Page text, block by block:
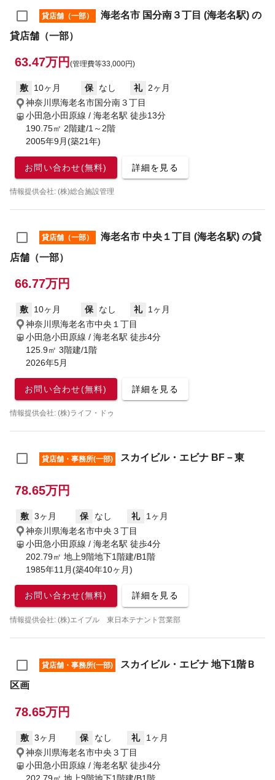
貸店舗（一部）
海老名市 国分南３丁目 (海老名駅) の
貸店舗（一部）
63.47万円 (管理費等33,000円)
敷 10ヶ月 保 なし 礼 2ヶ月
神奈川県海老名市国分南３丁目
小田急小田原線 / 海老名駅 徒歩13分
190.75㎡ 2階建/1～2階
2005年9月(築21年)
お問い合わせ(無料) 詳細を見る
情報提供会社: (株)総合施設管理
貸店舗（一部）
海老名市 中央１丁目 (海老名駅) の貸
店舗（一部）
66.77万円
敷 10ヶ月 保 なし 礼
1ヶ月
神奈川県海老名市中央１丁目
小田急小田原線 / 海老名駅 徒歩4分
125.9㎡ 3階建/1階
2026年5月
お問い合わせ(無料) 詳細を見る
情報提供会社: (株)ライフ・ドゥ
貸店舗・事務所(一部) スカイビル・エビナ BF－東
78.65万円
敷 3ヶ月 保 なし 礼
1ヶ月
神奈川県海老名市中央３丁目
小田急小田原線 / 海老名駅 徒歩4分
202.79㎡ 地上9階地下1階建/B1階
1985年11月(築40年10ヶ月)
お問い合わせ(無料) 詳細を見る
情報提供会社: (株)エイブル 東日本テナント営業部
貸店舗・事務所(一部)
スカイビル・エビナ 地下1階Ｂ
区画
78.65万円
敷 3ヶ月 保 なし 礼
1ヶ月
神奈川県海老名市中央３丁目
小田急小田原線 / 海老名駅 徒歩4分
202.79㎡ 地上9階地下1階建/B1階